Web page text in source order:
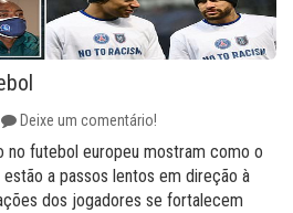
Deixe um comentário!
no futebol europeu mostram como o
a passos lentos em direção à
dos jogadores se fortalecem